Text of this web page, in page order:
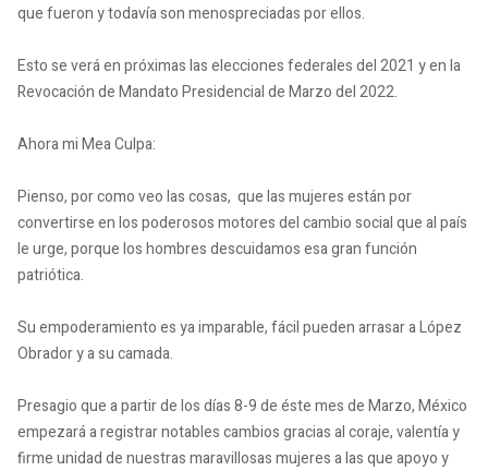
que fueron y todavía son menospreciadas por ellos.
Esto se verá en próximas las elecciones federales del 2021 y en la
Revocación de Mandato Presidencial de Marzo del 2022.
Ahora mi Mea Culpa:
Pienso, por como veo las cosas, que las mujeres están por
convertirse en los poderosos motores del cambio social que al país
le urge, porque los hombres descuidamos esa gran función
patriótica.
Su empoderamiento es ya imparable, fácil pueden arrasar a López
Obrador y a su camada.
Presagio que a partir de los días 8-9 de éste mes de Marzo, México
empezará a registrar notables cambios gracias al coraje, valentía y
firme unidad de nuestras maravillosas mujeres a las que apoyo y